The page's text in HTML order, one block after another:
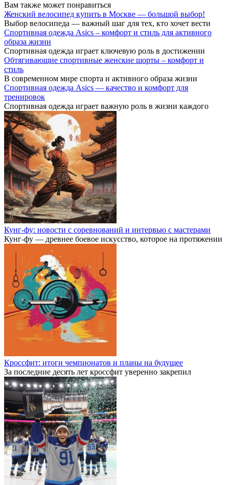
Вам также может понравиться
Женский велосипед купить в Москве — большой выбор!
Выбор велосипеда — важный шаг для тех, кто хочет вести
Спортивная одежда Asics – комфорт и стиль для активного
образа жизни
Спортивная одежда играет ключевую роль в достижении
Обтягивающие спортивные женские шорты – комфорт и
стиль
В современном мире спорта и активного образа жизни
Спортивная одежда Asics — качество и комфорт для
тренировок
Спортивная одежда играет важную роль в жизни каждого
Кунг-фу: новости с соревнований и интервью с мастерами
Кунг-фу — древнее боевое искусство, которое на протяжении
Кроссфит: итоги чемпионатов и планы на будущее
За последние десять лет кроссфит уверенно закрепил